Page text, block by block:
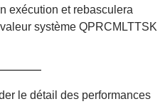
exécution et rebasculera
système QPRCMLTTSK
le détail des performances